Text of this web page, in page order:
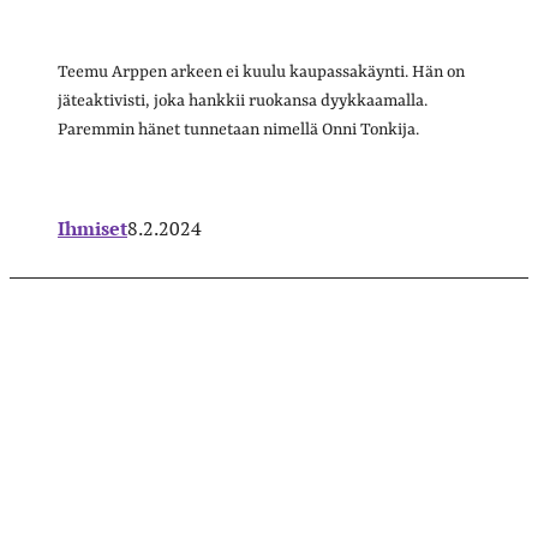
Teemu Arppen arkeen ei kuulu kaupassakäynti. Hän on
jäteaktivisti, joka hankkii ruokansa dyykkaamalla.
Paremmin hänet tunnetaan nimellä Onni Tonkija.
Ihmiset8.2.2024